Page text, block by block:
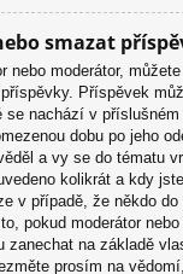
smazat
nebo moderátor,
Příspěvek
se nachází v
dobu po jeho
a vy se do tématu
kolikrát a kdy
v případě, že někdo
pokud moderátor
zanechat na základě
prosím na